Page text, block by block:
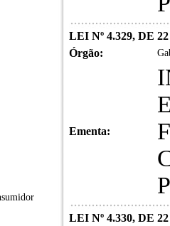
LEI Nº 4.329, DE
Órgão:
Ementa:
LEI Nº 4.330, DE